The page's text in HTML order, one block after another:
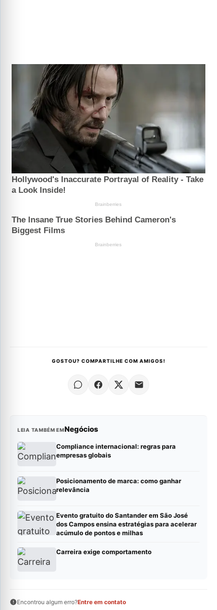
GOSTOU? COMPARTILHE COM AMIGOS!
LEIA TAMBÉM EMNegócios
Compliance internacional: regras para
empresas globais
Posicionamento de marca: como ganhar
relevância
Evento gratuito do Santander em São José
dos Campos ensina estratégias para acelerar
acúmulo de pontos e milhas
Carreira exige comportamento
Encontrou algum erro?Entre em contato